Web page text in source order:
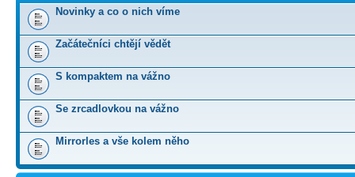
Novinky a co o nich víme
Začátečníci chtějí vědět
S kompaktem na vážno
Se zrcadlovkou na vážno
Mirrorles a vše kolem něho